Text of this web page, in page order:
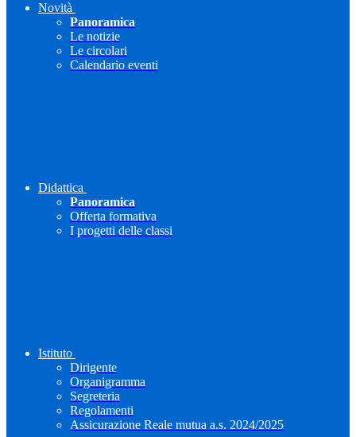
Novità
Panoramica
Le notizie
Le circolari
Calendario eventi
Didattica
Panoramica
Offerta formativa
I progetti delle classi
Istituto
Dirigente
Organigramma
Segreteria
Regolamenti
Assicurazione Reale mutua a.s. 2024/2025